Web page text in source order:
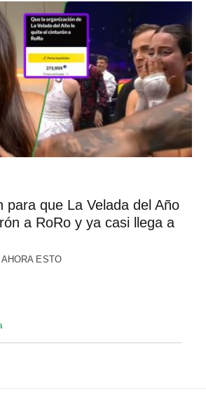
para que La Velada del Año
a RoRo y ya casi llega a
ESTO